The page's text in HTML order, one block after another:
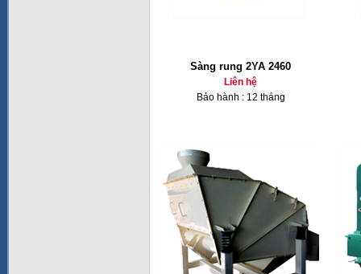
Sàng rung 2YA 2460
Liên hệ
Bảo hành : 12 tháng